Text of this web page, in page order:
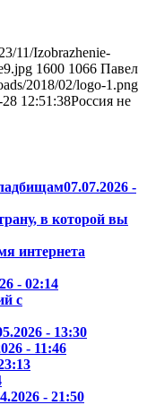
11/Izobrazhenie-
1600 1066 Павел
2018/02/logo-1.png
28 12:51:38Россия не
07.07.2026 -
в которой вы
интернета
- 02:14
с
- 13:30
- 11:46
- 21:50